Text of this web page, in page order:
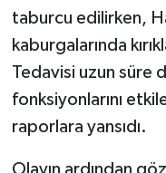
taburcu edilirken,
kaburgalarında
Tedavisi uzun süre
fonksiyonlarını
raporlara yansıdı.